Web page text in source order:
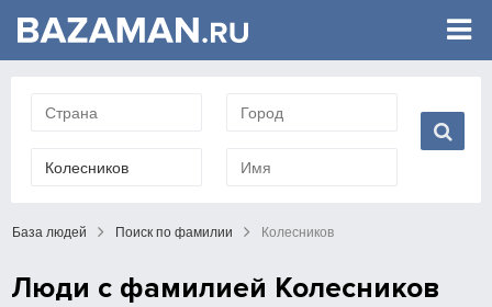
База людей Поиск по фамилии Колесников
Люди с фамилией Колесников